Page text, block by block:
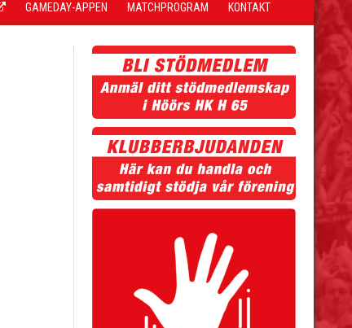
GAMEDAY-APPEN MATCHPROGRAM KONTAKT